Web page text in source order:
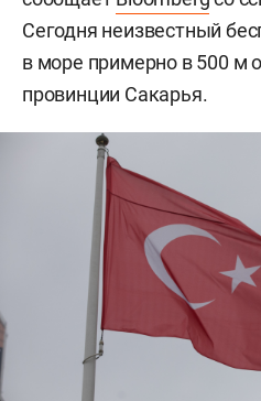
Сегодня неизвестный
в море примерно в 500 м
провинции Сакарья.